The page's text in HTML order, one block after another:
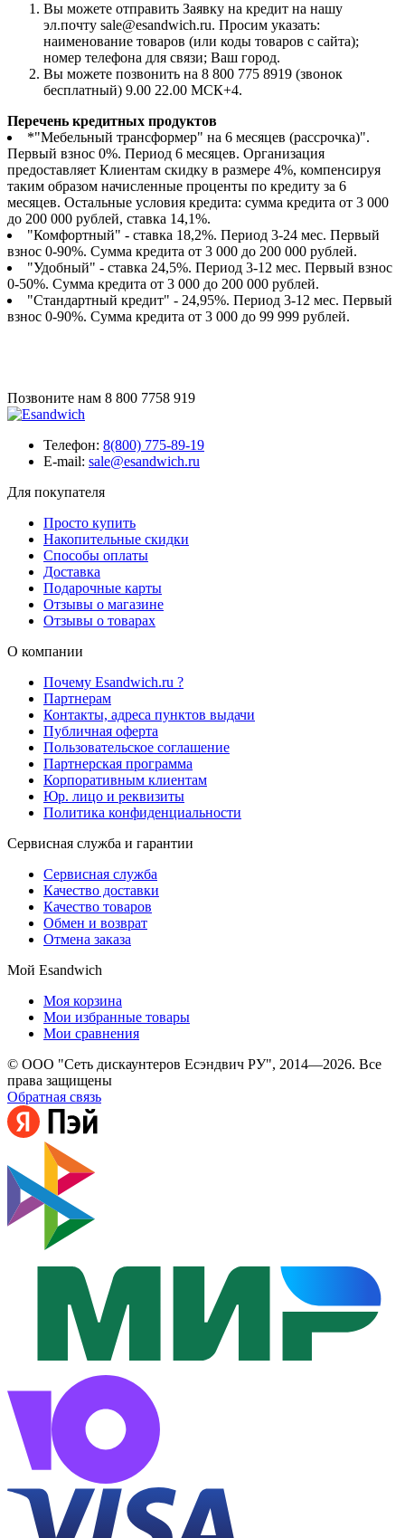
Вы можете отправить Заявку на кредит на нашу
эл.почту sale@esandwich.ru. Просим указать:
наименование товаров (или коды товаров с сайта);
номер телефона для связи; Ваш город.
Вы можете позвонить на 8 800 775 8919 (звонок
бесплатный) 9.00 22.00 МСК+4.
Перечень кредитных продуктов
*"Мебельный трансформер" на 6 месяцев (рассрочка)".
Первый взнос 0%. Период 6 месяцев. Организация
предоставляет Клиентам скидку в размере 4%, компенсируя
таким образом начисленные проценты по кредиту за 6
месяцев. Остальные условия кредита: сумма кредита от 3 000
до 200 000 рублей, ставка 14,1%.
"Комфортный" - ставка 18,2%. Период 3-24 мес. Первый
взнос 0-90%. Сумма кредита от 3 000 до 200 000 рублей.
"Удобный" - ставка 24,5%. Период 3-12 мес. Первый взнос
0-50%. Сумма кредита от 3 000 до 200 000 рублей.
"Стандартный кредит" - 24,95%. Период 3-12 мес. Первый
взнос 0-90%. Сумма кредита от 3 000 до 99 999 рублей.
Позвоните нам 8 800 7758 919
Телефон: 8(800) 775-89-19
E-mail: sale@esandwich.ru
Для покупателя
Просто купить
Накопительные скидки
Способы оплаты
Доставка
Подарочные карты
Отзывы о магазине
Отзывы о товарах
О компании
Почему Esandwich.ru ?
Партнерам
Контакты, адреса пунктов выдачи
Публичная оферта
Пользовательское соглашение
Партнерская программа
Корпоративным клиентам
Юр. лицо и реквизиты
Политика конфиденциальности
Сервисная служба и гарантии
Сервисная служба
Качество доставки
Качество товаров
Обмен и возврат
Отмена заказа
Мой Esandwich
Моя корзина
Мои избранные товары
Мои сравнения
© ООО "Сеть дискаунтеров Есэндвич РУ", 2014—2026. Все
права защищены
Обратная связь